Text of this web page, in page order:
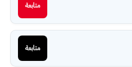
متابعة
متابعة